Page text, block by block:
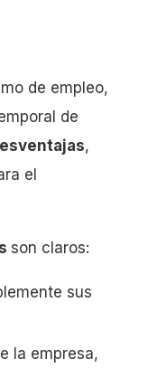
de empleo,
de
,
el
son claros:
sus
la empresa,